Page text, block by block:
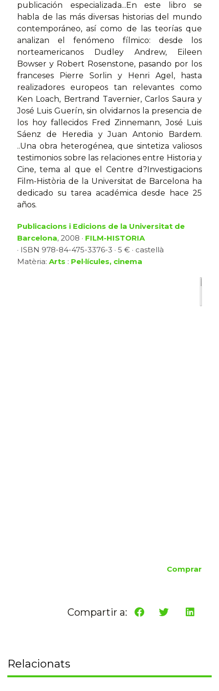
publicación especializada...En este libro se
habla de las más diversas historias del mundo
contemporáneo, así como de las teorías que
analizan el fenómeno fílmico: desde los
norteamericanos Dudley Andrew, Eileen
Bowser y Robert Rosenstone, pasando por los
franceses Pierre Sorlin y Henri Agel, hasta
realizadores europeos tan relevantes como
Ken Loach, Bertrand Tavernier, Carlos Saura y
José Luis Guerín, sin olvidarnos la presencia de
los hoy fallecidos Fred Zinnemann, José Luis
Sáenz de Heredia y Juan Antonio Bardem.
..Una obra heterogénea, que sintetiza valiosos
testimonios sobre las relaciones entre Historia y
Cine, tema al que el Centre d?Investigacions
Film-Història de la Universitat de Barcelona ha
dedicado su tarea académica desde hace 25
años.
Publicacions i Edicions de la Universitat de
Barcelona, 2008 · FILM-HISTORIA
· ISBN 978-84-475-3376-3 · 5 € · castellà
Matèria: Arts : Pel·lícules, cinema
Comprar
Compartir a:
Relacionats